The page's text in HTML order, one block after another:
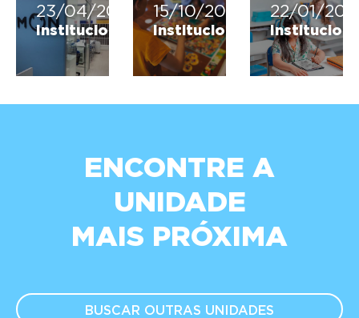
23/04/2026
Institucional
15/10/2025
Institucional
22/01/
ENCONTRE A
UNIDADE
MAIS PRÓXIMA
BUSCAR OUTRAS UNIDADES